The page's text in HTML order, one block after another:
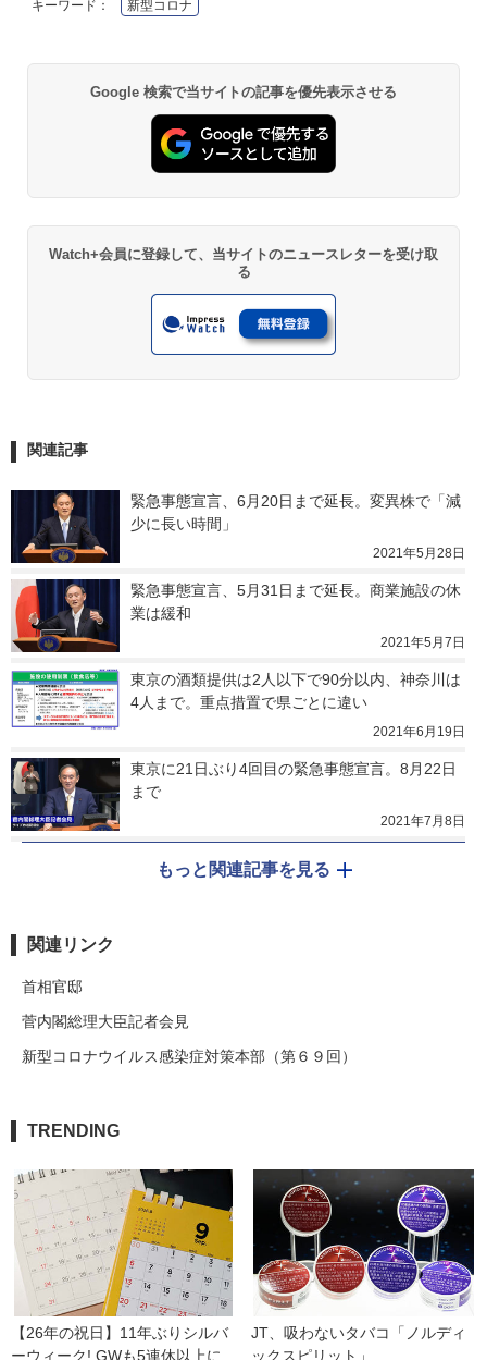
キーワード： 新型コロナ
Google 検索で当サイトの記事を優先表示させる
Watch+会員に登録して、当サイトのニュースレターを受け取
る
関連記事
緊急事態宣言、6月20日まで延長。変異株で「減
少に長い時間」
2021年5月28日
緊急事態宣言、5月31日まで延長。商業施設の休
業は緩和
2021年5月7日
東京の酒類提供は2人以下で90分以内、神奈川は
4人まで。重点措置で県ごとに違い
2021年6月19日
東京に21日ぶり4回目の緊急事態宣言。8月22日
まで
2021年7月8日
もっと関連記事を見る
関連リンク
首相官邸
菅内閣総理大臣記者会見
新型コロナウイルス感染症対策本部（第６９回）
TRENDING
【26年の祝日】11年ぶりシルバ
ーウィーク! GWも5連休以上に
JT、吸わないタバコ「ノルディ
ックスピリット」